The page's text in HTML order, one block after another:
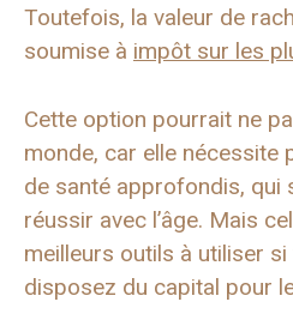
Toutefois, la valeur de
soumise à impôt sur les
Cette option pourrait ne
monde, car elle nécessite
de santé approfondis, qui
réussir avec l’âge. Mais
meilleurs outils à utiliser
disposez du capital pour